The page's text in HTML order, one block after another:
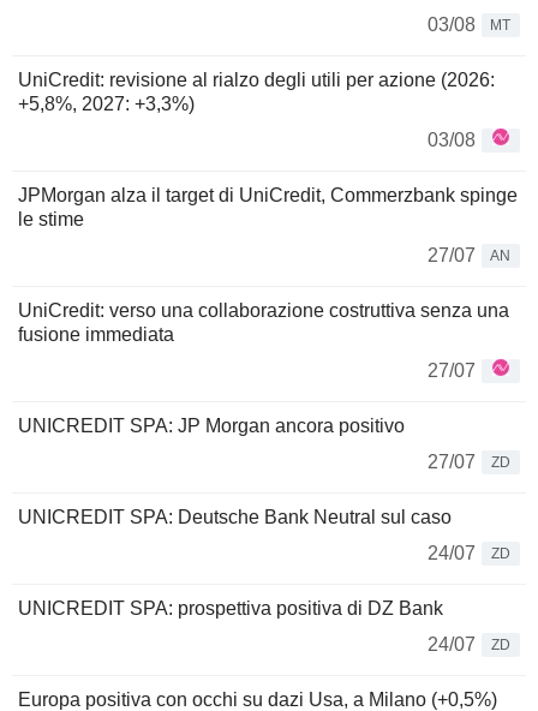
03/08
MT
UniCredit: revisione al rialzo degli utili per azione (2026:
+5,8%, 2027: +3,3%)
03/08
JPMorgan alza il target di UniCredit, Commerzbank spinge
le stime
27/07
AN
UniCredit: verso una collaborazione costruttiva senza una
fusione immediata
27/07
UNICREDIT SPA: JP Morgan ancora positivo
27/07
ZD
UNICREDIT SPA: Deutsche Bank Neutral sul caso
24/07
ZD
UNICREDIT SPA: prospettiva positiva di DZ Bank
24/07
ZD
Europa positiva con occhi su dazi Usa, a Milano (+0,5%)